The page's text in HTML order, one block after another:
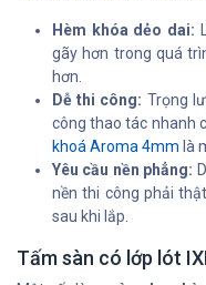
Hèm khóa dẻo dai:
gãy hơn trong quá
hơn.
Dễ thi công: Trọng
công thao tác nhanh
khoá Aroma 4mm là
Yêu cầu nền phẳng:
nền thi công phải
sau khi lắp.
Tấm sàn có lớp lót